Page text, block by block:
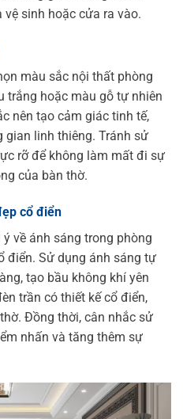
sinh hoặc cửa ra vào.
màu sắc nội thất phòng
trắng hoặc màu gỗ tự nhiên
nên tạo cảm giác tinh tế,
gian linh thiêng. Tránh sử
rỡ để không làm mất đi sự
của bàn thờ.
cổ điển
về ánh sáng trong phòng
điển. Sử dụng ánh sáng tự
tạo bầu không khí yên
trần có thiết kế cổ điển,
Đồng thời, cân nhắc sử
nhấn và tăng thêm sự